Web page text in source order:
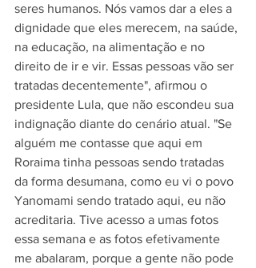
seres humanos. Nós vamos dar a eles a
dignidade que eles merecem, na saúde,
na educação, na alimentação e no
direito de ir e vir. Essas pessoas vão ser
tratadas decentemente", afirmou o
presidente Lula, que não escondeu sua
indignação diante do cenário atual. "Se
alguém me contasse que aqui em
Roraima tinha pessoas sendo tratadas
da forma desumana, como eu vi o povo
Yanomami sendo tratado aqui, eu não
acreditaria. Tive acesso a umas fotos
essa semana e as fotos efetivamente
me abalaram, porque a gente não pode